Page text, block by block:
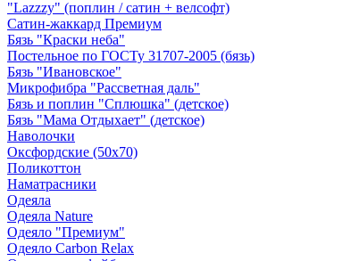
"Lazzzy" (поплин / сатин + велсофт)
Сатин-жаккард Премиум
Бязь "Краски неба"
Постельное по ГОСТу 31707-2005 (бязь)
Бязь "Ивановское"
Микрофибра "Рассветная даль"
Бязь и поплин "Сплюшка" (детское)
Бязь "Мама Отдыхает" (детское)
Наволочки
Оксфордские (50х70)
Поликоттон
Наматрасники
Одеяла
Одеяла Nature
Одеяло "Премиум"
Одеяло Carbon Relax